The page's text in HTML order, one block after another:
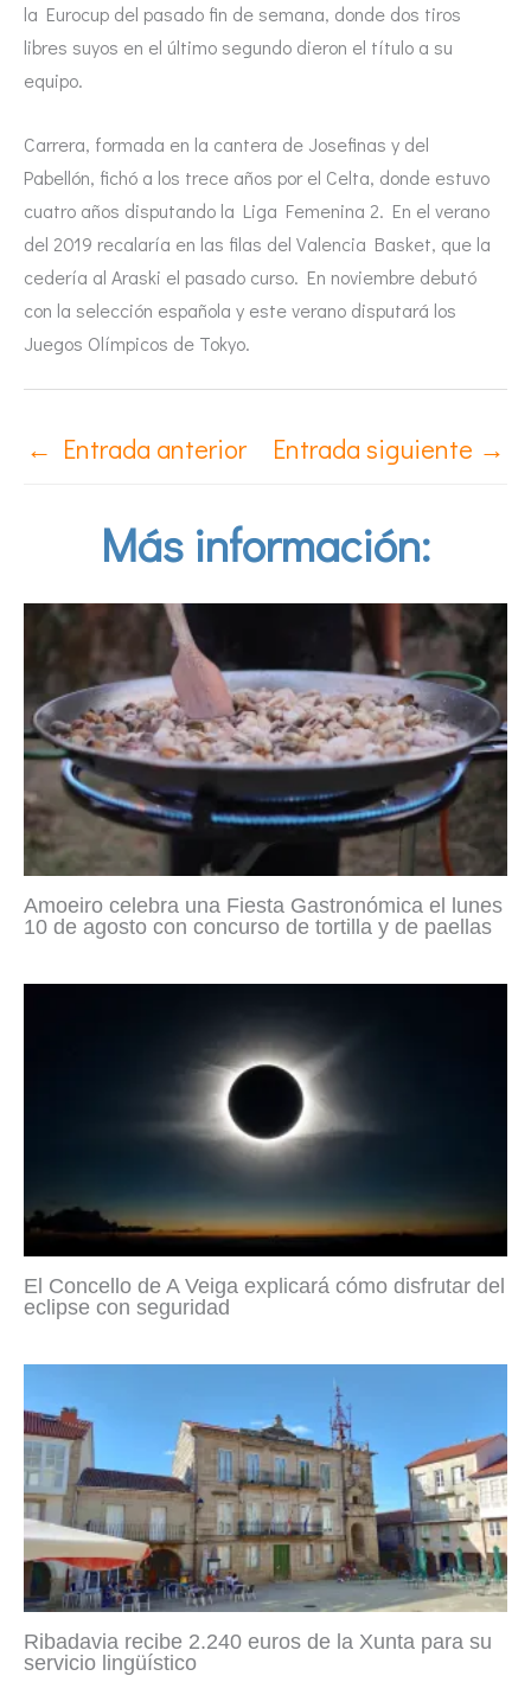
la Eurocup del pasado fin de semana, donde dos tiros
libres suyos en el último segundo dieron el título a su
equipo.
Carrera, formada en la cantera de Josefinas y del
Pabellón, fichó a los trece años por el Celta, donde estuvo
cuatro años disputando la Liga Femenina 2. En el verano
del 2019 recalaría en las filas del Valencia Basket, que la
cedería al Araski el pasado curso. En noviembre debutó
con la selección española y este verano disputará los
Juegos Olímpicos de Tokyo.
← Entrada anterior Entrada siguiente →
Más información:
Amoeiro celebra una Fiesta Gastronómica el lunes
10 de agosto con concurso de tortilla y de paellas
El Concello de A Veiga explicará cómo disfrutar del
eclipse con seguridad
Ribadavia recibe 2.240 euros de la Xunta para su
servicio lingüístico